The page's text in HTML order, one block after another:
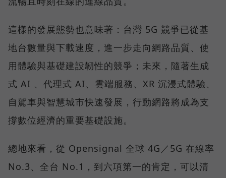
這樣的發展態勢也意味著：台灣 5G 競爭已從基
地台數量與下載速度，進一步走向網路品質、使
用體驗與基礎建設韌性的競爭；未來，隨著生成
式 AI 、代理式 AI、雲端服務、XR 沉浸式體驗、
自駕車與智慧城市快速發展，行動網路將成為支
撐數位經濟的重要基礎設施。
總地來看，從 Opensignal 全球 4G／5G 在線率
No.3、全台 No.1，到六項第一的肯定，可以清